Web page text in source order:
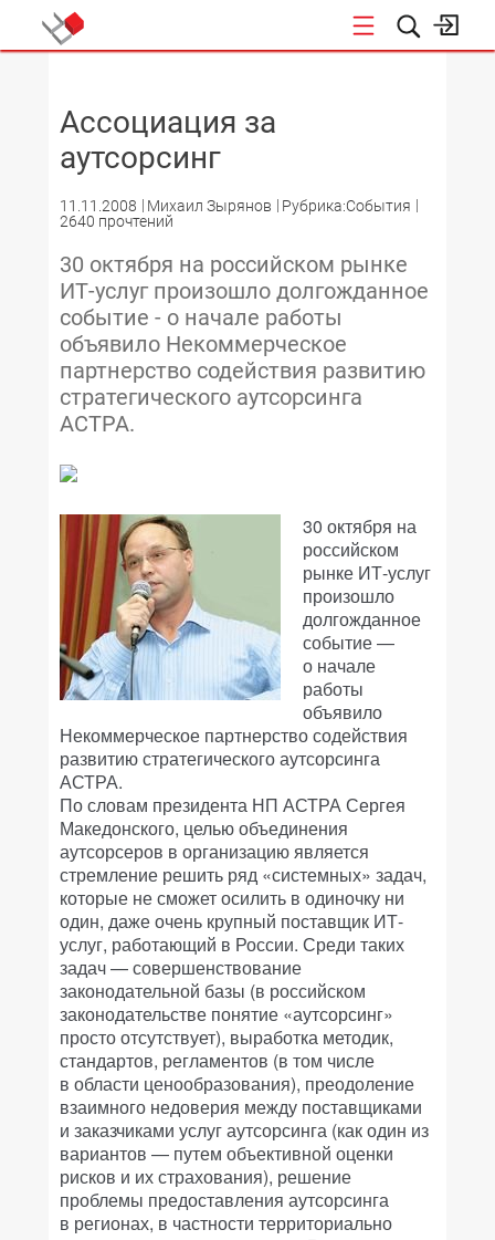
Ассоциация за
аутсорсинг
11.11.2008 Михаил Зырянов
Рубрика:События
2640 прочтений
30 октября на российском рынке
ИТ-услуг произошло долгожданное
событие - о начале работы
объявило Некоммерческое
партнерство содействия развитию
стратегического аутсорсинга
АСТРА.
30 октября на
российском
рынке ИТ-услуг
произошло
долгожданное
событие —
о начале
работы
объявило
Некоммерческое партнерство содействия
развитию стратегического аутсорсинга
АСТРА.
По словам президента НП АСТРА Сергея
Македонского, целью объединения
аутсорсеров в организацию является
стремление решить ряд «системных» задач,
которые не сможет осилить в одиночку ни
один, даже очень крупный поставщик ИТ-
услуг, работающий в России. Среди таких
задач — совершенствование
законодательной базы (в российском
законодательстве понятие «аутсорсинг»
просто отсутствует), выработка методик,
стандартов, регламентов (в том числе
в области ценообразования), преодоление
взаимного недоверия между поставщиками
и заказчиками услуг аутсорсинга (как один из
вариантов — путем объективной оценки
рисков и их страхования), решение
проблемы предоставления аутсорсинга
в регионах, в частности территориально